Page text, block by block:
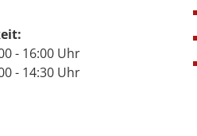
x H
1150 x
mm
- 16:00 Uhr
14:30 Uhr